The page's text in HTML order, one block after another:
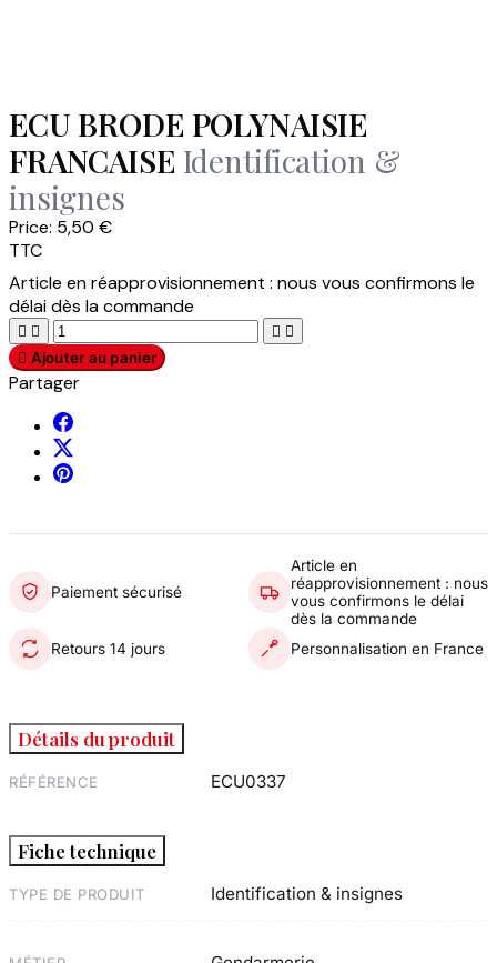
ECU BRODE POLYNAISIE
FRANCAISE Identification &
insignes
Price: 5,50 €
TTC
Article en réapprovisionnement : nous vous confirmons le
délai dès la commande
   
 Ajouter au panier
Partager
Paiement sécurisé
Article en
réapprovisionnement : nous
vous confirmons le délai
dès la commande
Retours 14 jours
Personnalisation en France
Détails du produit
RÉFÉRENCE ECU0337
Fiche technique
TYPE DE PRODUIT Identification & insignes